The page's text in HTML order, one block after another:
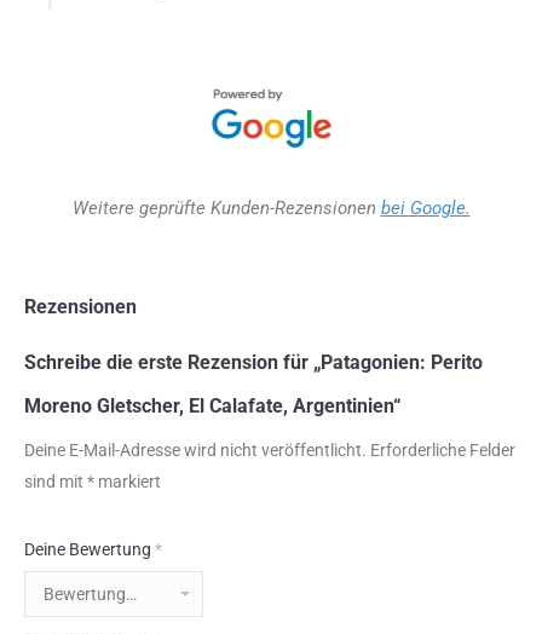
Weitere geprüfte Kunden-Rezensionen bei Google.
Rezensionen
Schreibe die erste Rezension für „Patagonien: Perito
Moreno Gletscher, El Calafate, Argentinien“
Deine E-Mail-Adresse wird nicht veröffentlicht. Erforderliche Felder
sind mit * markiert
Deine Bewertung *